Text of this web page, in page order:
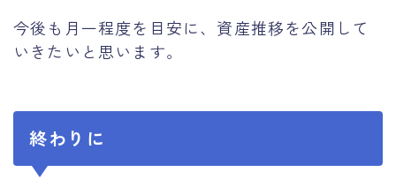
今後も月一程度を目安に、資産推移を公開して
いきたいと思います。
終わりに